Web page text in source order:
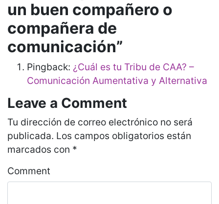
un buen compañero o
compañera de
comunicación”
Pingback: ¿Cuál es tu Tribu de CAA? –
Comunicación Aumentativa y Alternativa
Leave a Comment
Tu dirección de correo electrónico no será
publicada. Los campos obligatorios están
marcados con *
Comment